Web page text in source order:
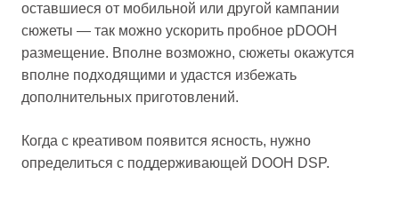
оставшиеся от мобильной или другой кампании
сюжеты — так можно ускорить пробное pDOOH
размещение. Вполне возможно, сюжеты окажутся
вполне подходящими и удастся избежать
дополнительных приготовлений.
Когда с креативом появится ясность, нужно
определиться с поддерживающей DOOH DSP.